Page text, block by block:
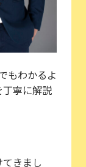
もわかるよ
寧に解説
きまし